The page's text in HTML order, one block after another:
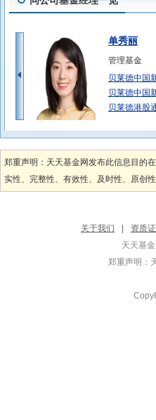
单秀丽
管理基金
贝莱德中国
贝莱德中国
贝莱德港股
郑重声明：天天基金网发布此信息目的
实性、完整性、有效性、及时性、原创
关于我们
资质
天天基
郑重声明：